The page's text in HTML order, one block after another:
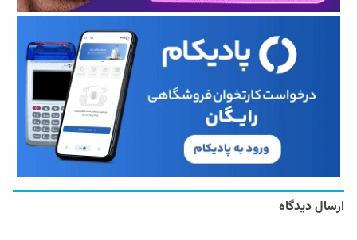
ارسال دیدگاه